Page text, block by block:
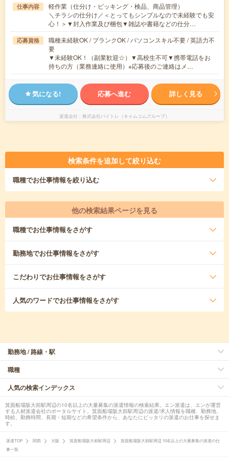
仕事内容
軽作業（仕分け・ピッキング・検品、商品管理）
＼チラシの仕分け／＜とってもシンプルなので未経験でも安
心！＞▼封入作業及び梱包▼雑誌や書籍などの仕分…
応募資格
職種未経験OK / ブランクOK / パソコンスキル不要 / 英語力不
要
▼未経験OK！（副業歓迎☆）▼高校生不可▼携帯電話をお
持ちの方（業務連絡に使用）※応募後のご連絡はメ…
気になる! 応募へ進む 詳しく見る
派遣会社 株式会社バイトレ（キャムコムグループ）
検索条件を追加して絞り込む
職種でお仕事情報を絞り込む
他の検索結果ページを見る
職種でお仕事情報をさがす
勤務地でお仕事情報をさがす
こだわりでお仕事情報をさがす
人気のワードでお仕事情報をさがす
勤務地 / 路線・駅
職種
人気の検索インデックス
箕面船場阪大前駅周辺の10名以上の大量募集の派遣情報の検索結果。エン派遣は、エンが運営
する人材派遣会社のポータルサイト。箕面船場阪大前駅周辺の派遣/求人情報を職種、勤務地、
時給、勤務時間、長期・短期などの希望条件から、あなたにピッタリの派遣のお仕事を探せま
す。
派遣TOP 関西 大阪 箕面船場阪大前駅周辺
箕面船場阪大前駅周辺 10名以上の大量募集の派遣の仕
事一覧